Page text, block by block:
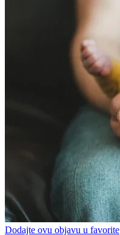
Dodajte ovu objavu u favorite